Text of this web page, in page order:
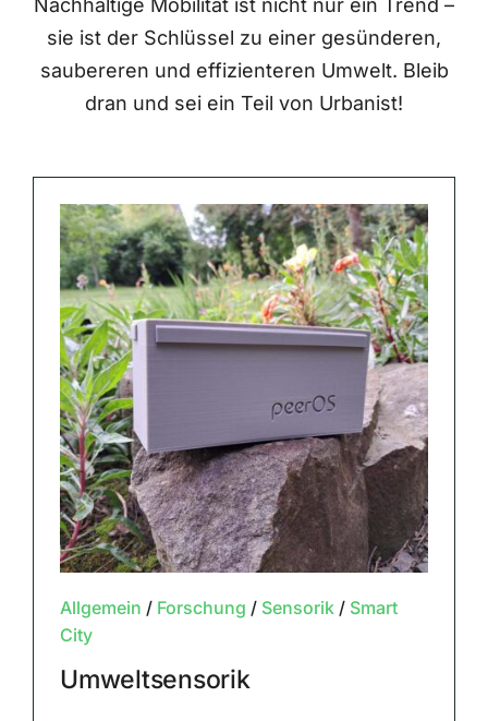
Nachhaltige Mobilität ist nicht nur ein Trend –
sie ist der Schlüssel zu einer gesünderen,
saubereren und effizienteren Umwelt. Bleib
dran und sei ein Teil von Urbanist!
Allgemein / Forschung / Sensorik/ Smart
City
Umweltsensorik